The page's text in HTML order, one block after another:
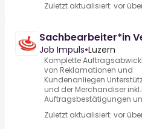
Zuletzt aktualisiert: vor
Sachbearbeiter*in
Job Impuls•Luzern
Komplette
von Reklamationen und
und der Merchandiser
Auftragsbestätigungen
Zuletzt aktualisiert: vor